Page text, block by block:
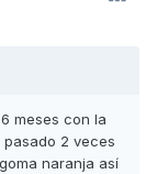
meses con la
2 veces
naranja así